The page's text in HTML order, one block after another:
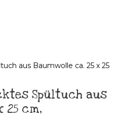
Spültuch aus
25 cm,